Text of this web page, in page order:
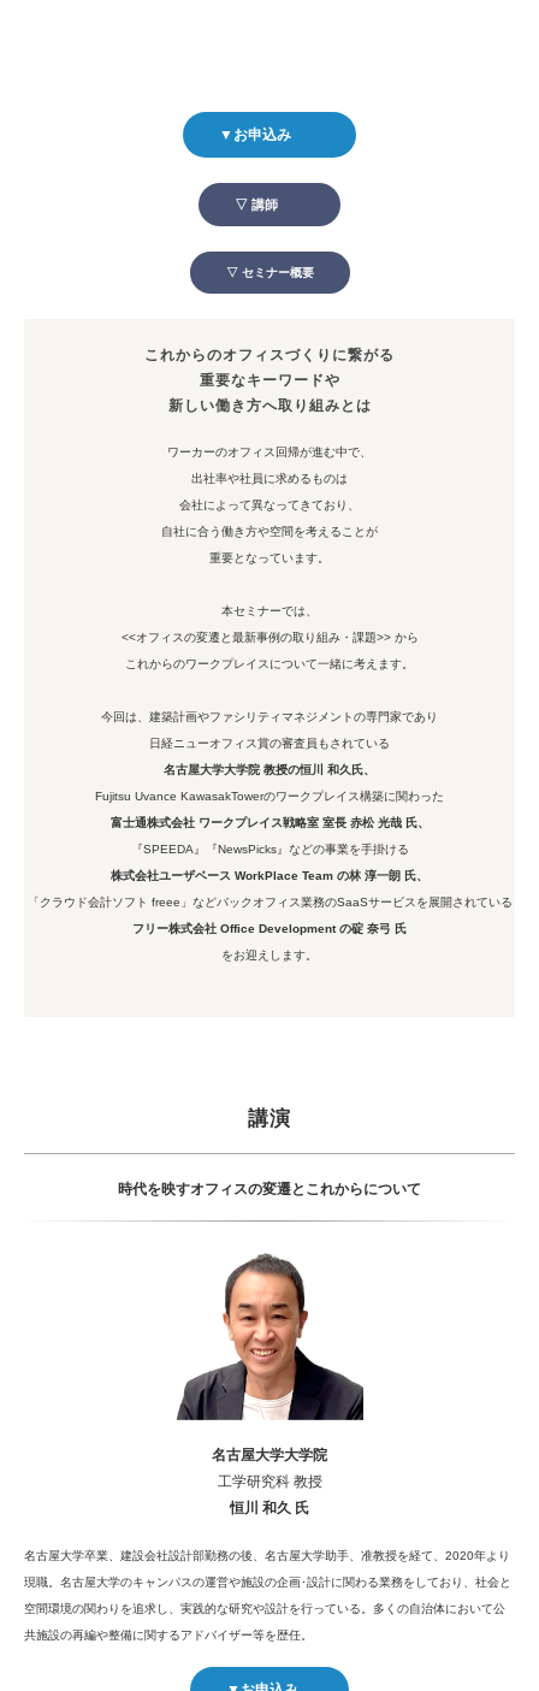
▼お申込み
▽ 講師
▽ セミナー概要
これからのオフィスづくりに繋がる
重要なキーワードや
新しい働き方へ取り組みとは
ワーカーのオフィス回帰が進む中で、
出社率や社員に求めるものは
会社によって異なってきており、
自社に合う働き方や空間を考えることが
重要となっています。
本セミナーでは、
<<オフィスの変遷と最新事例の取り組み・課題>> から
これからのワークプレイスについて一緒に考えます。
今回は、建築計画やファシリティマネジメントの専門家であり
日経ニューオフィス賞の審査員もされている
名古屋大学大学院 教授の恒川 和久氏、
Fujitsu Uvance KawasakTowerのワークプレイス構築に関わった
富士通株式会社 ワークプレイス戦略室 室長 赤松 光哉 氏、
『SPEEDA』『NewsPicks』などの事業を手掛ける
株式会社ユーザベース WorkPlace Team の林 淳一朗 氏、
「クラウド会計ソフト freee」などバックオフィス業務のSaaSサービスを展開されている
フリー株式会社 Office Development の碇 奈弓 氏
をお迎えします。
講演
時代を映すオフィスの変遷とこれからについて
名古屋大学大学院
工学研究科 教授
恒川 和久 氏
名古屋大学卒業、建設会社設計部勤務の後、名古屋大学助手、准教授を経て、2020年より
現職。名古屋大学のキャンパスの運営や施設の企画･設計に関わる業務をしており、社会と
空間環境の関わりを追求し、実践的な研究や設計を行っている。多くの自治体において公
共施設の再編や整備に関するアドバイザー等を歴任。